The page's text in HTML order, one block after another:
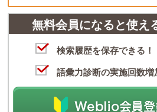
無料会員になると使え
検索履歴を保存できる！
語彙力診断の実施回数増